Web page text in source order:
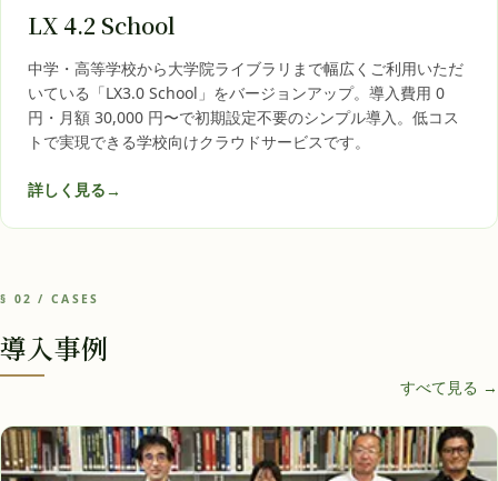
LX 4.2 School
中学・高等学校から大学院ライブラリまで幅広くご利用いただ
いている「LX3.0 School」をバージョンアップ。導入費用 0
円・月額 30,000 円〜で初期設定不要のシンプル導入。低コス
トで実現できる学校向けクラウドサービスです。
詳しく見る→
§ 02 / CASES
導入事例
すべて見る →